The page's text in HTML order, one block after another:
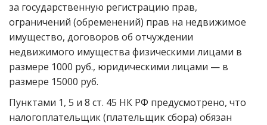
за государственную регистрацию прав,
ограничений (обременений) прав на недвижимое
имущество, договоров об отчуждении
недвижимого имущества физическими лицами в
размере 1000 руб., юридическими лицами — в
размере 15000 руб.
Пунктами 1, 5 и 8 ст. 45 НК РФ предусмотрено, что
налогоплательщик (плательщик сбора) обязан